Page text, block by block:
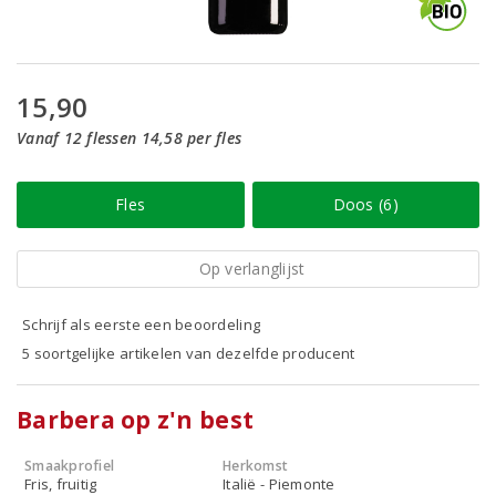
15,90
Vanaf 12 flessen 14,58 per fles
Fles Doos (6)
Op verlanglijst
Schrijf als eerste een beoordeling
5 soortgelijke artikelen van dezelfde producent
Barbera op z'n best
Smaakprofiel
Fris, fruitig
Herkomst
Italië - Piemonte